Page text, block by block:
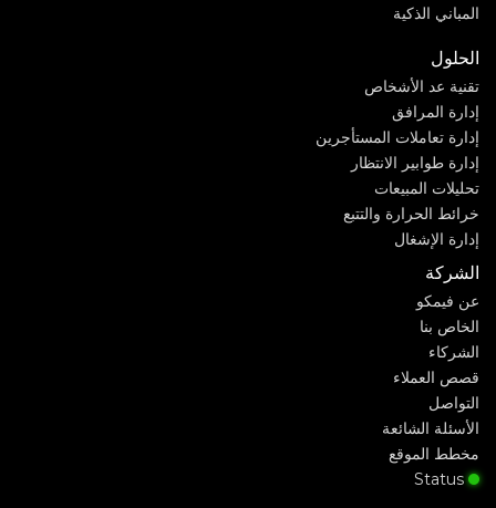
المباني الذكية
الحلول
تقنية عد الأشخاص
إدارة المرافق
إدارة تعاملات المستأجرين
إدارة طوابير الانتظار
تحليلات المبيعات
خرائط الحرارة والتتبع
إدارة الإشغال
الشركة
عن فيمكو
الخاص بنا
الشركاء
قصص العملاء
التواصل
الأسئلة الشائعة
مخطط الموقع
Status